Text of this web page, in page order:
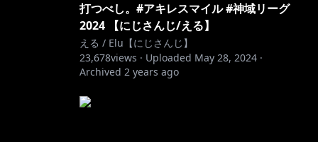
打つべし。#アキレスマイル #神域リーグ
2024 【にじさんじ/える】
える / Elu【にじさんじ】
23,678views · Uploaded May 28, 2024 ·
Archived 2 years ago